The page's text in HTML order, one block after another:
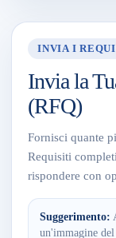
INVIA I
Invia la
(RFQ)
Fornisci quante
Requisiti
rispondere con
Suggerimento:
un'immagine